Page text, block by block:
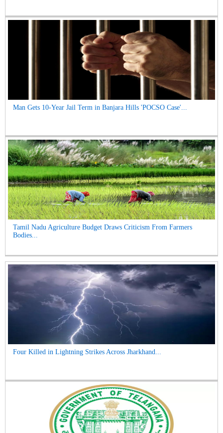
Man Gets 10-Year Jail Term in Banjara Hills 'POCSO Case'...
Tamil Nadu Agriculture Budget Draws Criticism From Farmers
Bodies...
Four Killed in Lightning Strikes Across Jharkhand...